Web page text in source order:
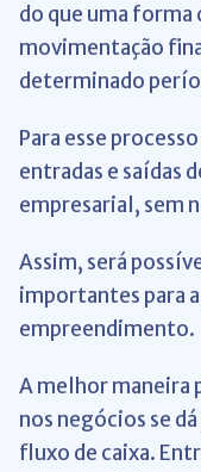
do que uma
movimentação
determinado
Para esse
entradas e saídas
empresarial, sem
Assim, será
importantes para
empreendimento.
A melhor maneira
nos negócios se
fluxo de caixa.